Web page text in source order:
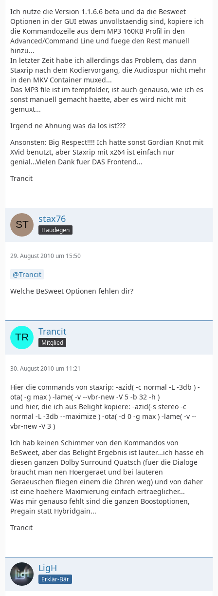
Ich nutze die Version 1.1.6.6 beta und da die Besweet
Optionen in der GUI etwas unvollstaendig sind, kopiere ich
die Kommandozeile aus dem MP3 160KB Profil in den
Advanced/Command Line und fuege den Rest manuell
hinzu...
In letzter Zeit habe ich allerdings das Problem, das dann
Staxrip nach dem Kodiervorgang, die Audiospur nicht mehr
in den MKV Container muxed...
Das MP3 file ist im tempfolder, ist auch genauso, wie ich es
sonst manuell gemacht haette, aber es wird nicht mit
gemuxt...
Irgend ne Ahnung was da los ist???
Ansonsten: Big Respect!!!! Ich hatte sonst Gordian Knot mit
XVid benutzt, aber Staxrip mit x264 ist einfach nur
genial...Vielen Dank fuer DAS Frontend...
Trancit
stax76
Haudegen
29. August 2010 um 15:50
Trancit
Welche BeSweet Optionen fehlen dir?
Trancit
Mitglied
30. August 2010 um 11:21
Hier die commands von staxrip: -azid( -c normal -L -3db ) -
ota( -g max ) -lame( -v --vbr-new -V 5 -b 32 -h )
und hier, die ich aus Belight kopiere: -azid(-s stereo -c
normal -L -3db --maximize ) -ota( -d 0 -g max ) -lame( -v --
vbr-new -V 3 )
Ich hab keinen Schimmer von den Kommandos von
BeSweet, aber das Belight Ergebnis ist lauter...ich hasse eh
diesen ganzen Dolby Surround Quatsch (fuer die Dialoge
braucht man nen Hoergeraet und bei lauteren
Geraeuschen fliegen einem die Ohren weg) und von daher
ist eine hoehere Maximierung einfach ertraeglicher...
Was mir genauso fehlt sind die ganzen Boostoptionen,
Pregain statt Hybridgain...
Trancit
LigH
Erklär-Bär